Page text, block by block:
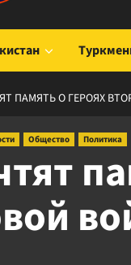
ПАМЯТЬ О ГЕРОЯХ
Общество Политика